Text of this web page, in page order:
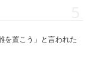
を置こう」と言われた